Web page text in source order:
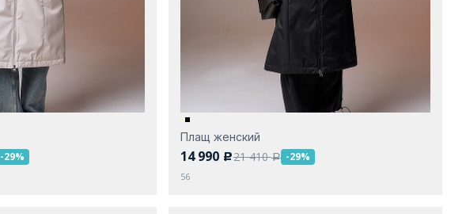
-29%
Плащ женский
14 990 c21 410a -29%
56